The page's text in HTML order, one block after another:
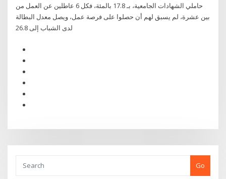
حاملي الشهادات الجامعية، بـ 17.8 بالمئة، فكل 6 عاطلين عن العمل من
بين عشرة، لم يسبق لهم أن حصلوا على فرصة عمل، ويصل معدل البطالة
لدى الشباب إلى 26.8
Go